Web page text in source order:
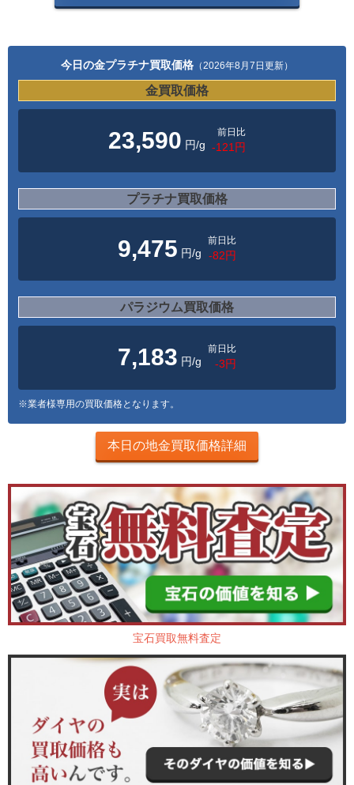
今日の金プラチナ買取価格 （2026年8月7日更新）
金買取価格
23,590 円/g
前日比
-121円
プラチナ買取価格
9,475 円/g
前日比
-82円
パラジウム買取価格
7,183 円/g
前日比
-3円
※業者様専用の買取価格となります。
本日の地金買取価格詳細
宝石買取無料査定